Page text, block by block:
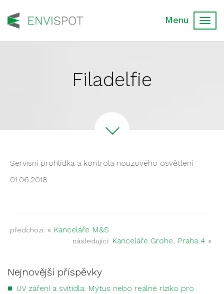
Filadelfie
Servisní prohlídka a kontrola nouzového osvětlení
01.06.2018
předchozí: « Kanceláře M&S
následující: Kanceláře Grohe, Praha 4 »
Nejnovější příspěvky
UV záření a svítidla: Mýtus nebo reálné riziko pro